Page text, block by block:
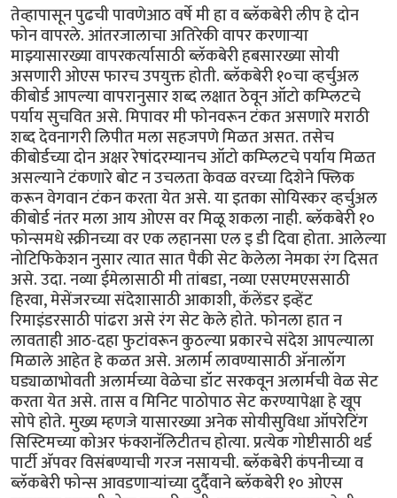
तेव्हापासून पुढची पावणेआठ वर्षे मी हा व ब्लॅकबेरी लीप हे दोन
फोन वापरले. आंतरजालाचा अतिरेकी वापर करणार्‍या
माझ्यासारख्या वापरकर्त्यासाठी ब्लॅकबेरी हबसारख्या सोयी
असणारी ओएस फारच उपयुक्त होती. ब्लॅकबेरी १०चा व्हर्चुअल
कीबोर्ड आपल्या वापरानुसार शब्द लक्षात ठेवून ऑटो कम्प्लिटचे
पर्याय सुचवित असे. मिपावर मी फोनवरून टंकत असणारे मराठी
शब्द देवनागरी लिपीत मला सहजपणे मिळत असत. तसेच
कीबोर्डच्या दोन अक्षर रेषांदरम्यानच ऑटो कम्प्लिटचे पर्याय मिळत
असल्याने टंकणारे बोट न उचलता केवळ वरच्या दिशेने फ्लिक
करून वेगवान टंकन करता येत असे. या इतका सोयिस्कर व्हर्चुअल
कीबोर्ड नंतर मला आय ओएस वर मिळू शकला नाही. ब्लॅकबेरी १०
फोन्समधे स्क्रीनच्या वर एक लहानसा एल इ डी दिवा होता. आलेल्या
नोटिफिकेशन नुसार त्यात सात पैकी सेट केलेला नेमका रंग दिसत
असे. उदा. नव्या ईमेलासाठी मी तांबडा, नव्या एसएमएससाठी
हिरवा, मेसेंजरच्या संदेशासाठी आकाशी, कॅलेंडर इव्हेंट
रिमाइंडरसाठी पांढरा असे रंग सेट केले होते. फोनला हात न
लावताही आठ-दहा फुटांवरून कुठल्या प्रकारचे संदेश आपल्याला
मिळाले आहेत हे कळत असे. अलार्म लावण्यासाठी अ‍ॅनालॉग
घड्याळाभोवती अलार्मच्या वेळेचा डॉट सरकवून अलार्मची वेळ सेट
करता येत असे. तास व मिनिट पाठोपाठ सेट करण्यापेक्षा हे खूप
सोपे होते. मुख्य म्हणजे यासारख्या अनेक सोयीसुविधा ऑपरेटिंग
सिस्टिमच्या कोअर फंक्शनॅलिटीतच होत्या. प्रत्येक गोष्टीसाठी थर्ड
पार्टी अ‍ॅपवर विसंबण्याची गरज नसायची. ब्लॅकबेरी कंपनीच्या व
ब्लॅकबेरी फोन्स आवडणार्‍यांच्या दुर्दैवाने ब्लॅकबेरी १० ओएस